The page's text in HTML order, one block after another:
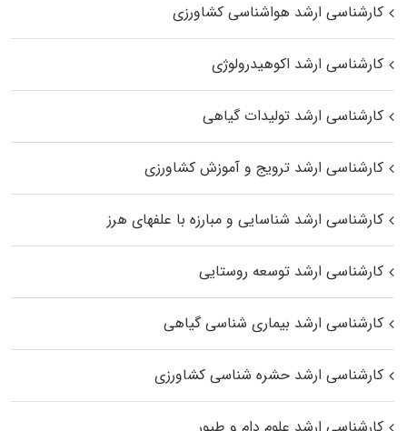
کارشناسی ارشد هواشناسی کشاورزی
کارشناسی ارشد اکوهیدرولوژی
کارشناسی ارشد تولیدات گیاهی
کارشناسی ارشد ترویج و آموزش کشاورزی
کارشناسی ارشد شناسایی و مبارزه با علفهای هرز
کارشناسی ارشد توسعه روستایی
کارشناسی ارشد بیماری‌ شناسی گیاهی
کارشناسی ارشد حشره‌ شناسی کشاورزی